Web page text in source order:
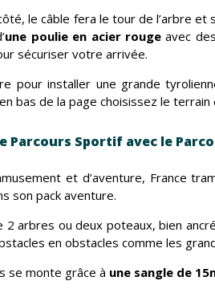
le câble fera le tour de l’arbre
une poulie en acier rougeavec
sécuriser votre arrivée.
pour installer une grande
bas de la page choisissez le
Parcours Sportif avec le
et d’aventure, France
son pack aventure.
2 arbres ou deux poteaux, bien
en obstacles comme les
se monte grâce à une sangle de